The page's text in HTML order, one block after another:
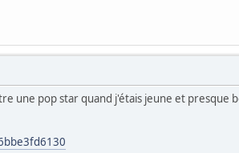
une pop star quand j'étais jeune et presque